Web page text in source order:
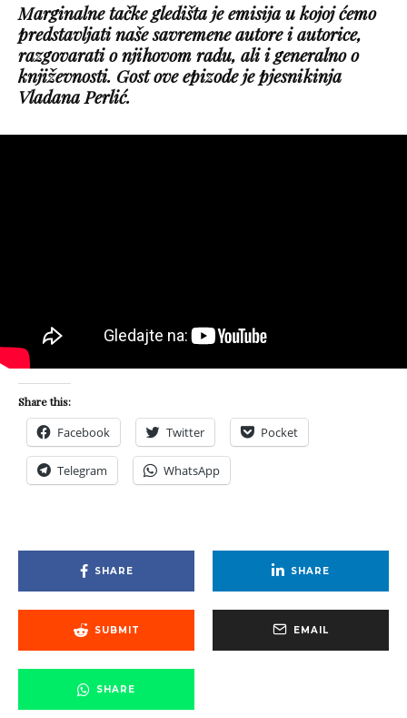
Marginalne tačke gledišta je emisija u kojoj ćemo
predstavljati naše savremene autore i autorice,
razgovarati o njihovom radu, ali i generalno o
književnosti. Gost ove epizode je pjesnikinja
Vladana Perlić.
Share this:
Facebook Twitter Pocket
Telegram WhatsApp
SHARE SHARE
SUBMIT EMAIL
SHARE